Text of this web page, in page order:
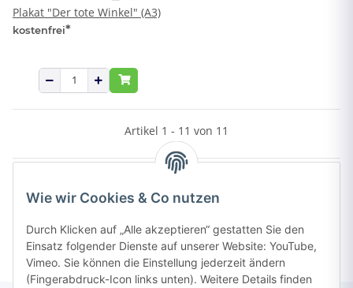
Wie wir Cookies & Co nutzen
Durch Klicken auf „Alle akzeptieren“ gestatten Sie den
Einsatz folgender Dienste auf unserer Website: YouTube,
Vimeo. Sie können die Einstellung jederzeit ändern
(Fingerabdruck-Icon links unten). Weitere Details finden
Plakat "Der tote Winkel" (A3)
kostenfrei*
Artikel 1 - 11 von 11